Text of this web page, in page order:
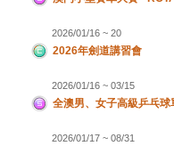
2026/01/16 ~ 20
2026年劍道講習會
2026/01/16 ~ 03/15
全澳男、女子高級乒乓
2026/01/17 ~ 08/31